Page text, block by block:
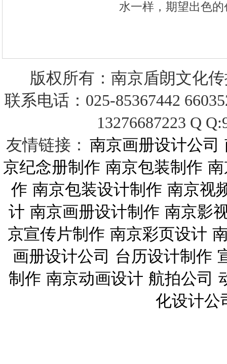
水一样，期望出色
版权所有：南京盾朗文化
联系电话：025-85367442
13276687223 Q
友情链接： 南京画册设计公司
京纪念册制作 南京包装制作
作 南京包装设计制作 南京视
计 南京画册设计制作 南京影
京宣传片制作 南京彩页设计
画册设计公司
台历设计制作
制作 南京动画设计 航拍公司
化设计公